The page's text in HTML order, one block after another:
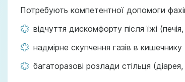
Потребують компетентної допомоги
відчуття дискомфорту після їжі
надмірне скупчення газів в
багаторазові розлади стільця